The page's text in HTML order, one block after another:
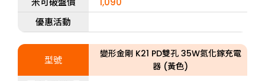
優惠活動
型號
變形金剛 K21 PD雙孔 35W氮化鎵充電
器 (黃色)